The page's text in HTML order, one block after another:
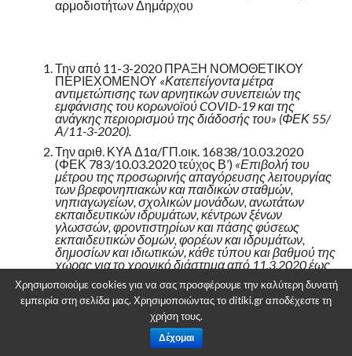
αρμοδιοτήτων Δημάρχου
Την από 11-3-2020 ΠΡΑΞΗ ΝΟΜΟΘΕΤΙΚΟΥ
ΠΕΡΙΕΧΟΜΕΝΟΥ «Κατεπείγοντα μέτρα
αντιμετώπισης των αρνητικών συνεπειών της
εμφάνισης του κορωνοϊού COVID-19 και της
ανάγκης περιορισμού της διάδοσής του» (ΦΕΚ 55/
Α/11-3-2020).
Την αριθ. ΚΥΑ Δ1α/ΓΠ.οικ. 16838/10.03.2020
(ΦΕΚ 783/10.03.2020 τεύχος Β’) «Επιβολή του
μέτρου της προσωρινής απαγόρευσης λειτουργίας
των βρεφονηπιακών και παιδικών σταθμών,
νηπιαγωγείων, σχολικών μονάδων, ανωτάτων
εκπαιδευτικών ιδρυμάτων, κέντρων ξένων
γλωσσών, φροντιστηρίων και πάσης φύσεως
εκπαιδευτικών δομών, φορέων και ιδρυμάτων,
δημοσίων και ιδιωτικών, κάθε τύπου και βαθμού της
χώρας για το χρονικό διάστημα από 11.3.2020 έως
και 24.3.2020».
Την από 25-2-2020 ΠΡΑΞΗ ΝΟΜΟΘΕΤΙΚΟΥ
ΠΕΡΙΕΧΟΜΕΝΟΥ (Α’42) «Κατεπείγοντα μέτρα
αποφυγής και διάδοσης του κωρονοϊού»
Την αριθ. πρωτ. Δ1α/Γ.Π.οικ. 16393/9-3-2020
Χρησιμοποιούμε cookies για να σας προσφέρουμε την καλύτερη δυνατή
εμπειρία στη σελίδα μας. Χρησιμοποιώντας το ditiki.gr αποδέχεστε τη
χρήση τους.
Δέχομαι